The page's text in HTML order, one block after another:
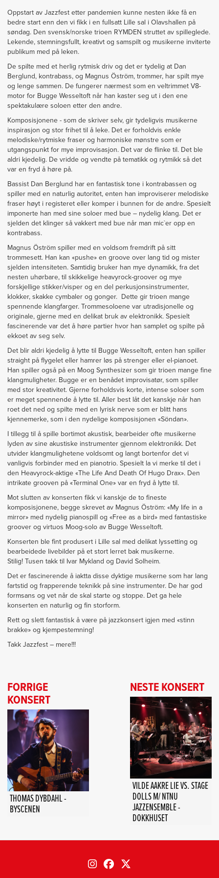
Oppstart av Jazzfest etter pandemien kunne nesten ikke få en
bedre start enn den vi fikk i en fullsatt Lille sal i Olavshallen på
søndag. Den svensk/norske trioen RYMDEN struttet av spilleglede.
Lekende, stemningsfullt, kreativt og samspilt og musikerne inviterte
publikum med på leken.
De spilte med et herlig rytmisk driv og det er tydelig at Dan
Berglund, kontrabass, og Magnus Öström, trommer, har spilt mye
og lenge sammen. De fungerer nærmest som en veltrimmet V8-
motor for Bugge Wesseltoft når han kaster seg ut i den ene
spektakulære soloen etter den andre.
Komposisjonene - som de skriver selv, gir tydeligvis musikerne
inspirasjon og stor frihet til å leke. Det er forholdvis enkle
melodiske/rytmiske fraser og harmoniske mønstre som er
utgangspunkt for mye improvisasjon. Det var de flinke til. Det ble
aldri kjedelig. De vridde og vendte på tematikk og rytmikk så det
var en fryd å høre på.
Bassist Dan Berglund har en fantastisk tone i kontrabassen og
spiller med en naturlig autoritet, enten han improviserer melodiske
fraser høyt i registeret eller komper i bunnen for de andre. Spesielt
imponerte han med sine soloer med bue – nydelig klang. Det er
sjelden det klinger så vakkert med bue når man mic`er opp en
kontrabass.
Magnus Öström spiller med en voldsom fremdrift på sitt
trommesett. Han kan «pushe» en groove over lang tid og mister
sjelden intensiteten. Samtidig bruker han mye dynamikk, fra det
nesten uhørbare, til skikkelige heavyrock-groover og mye
forskjellige stikker/visper og en del perkusjonsinstrumenter,
klokker, skakke cymbaler og gonger. Dette gir trioen mange
spennende klangfarger. Trommesoloene var utradisjonelle og
originale, gjerne med en delikat bruk av elektronikk. Spesielt
fascinerende var det å høre partier hvor han samplet og spilte på
ekkoet av seg selv.
Det blir aldri kjedelig å lytte til Bugge Wesseltoft, enten han spiller
straight på flygelet eller hamrer løs på strenger eller el-pianoet.
Han spiller også på en Moog Synthesizer som gir trioen mange fine
klangmuligheter. Bugge er en benådet improvisatør, som spiller
med stor kreativitet. Gjerne forholdsvis korte, intense soloer som
er meget spennende å lytte til. Aller best låt det kanskje når han
roet det ned og spilte med en lyrisk nerve som er blitt hans
kjennemerke, som i den nydelige komposisjonen «Söndan».
I tillegg til å spille bortimot akustisk, bearbeider ofte musikerne
lyden av sine akustiske instrumenter gjennom elektronikk. Det
utvider klangmulighetene voldsomt og langt bortenfor det vi
vanligvis forbinder med en pianotrio. Spesielt la vi merke til det i
den Heavyrock-aktige «The Life And Death Of Hugo Drax». Den
intrikate grooven på «Terminal One» var en fryd å lytte til.
Mot slutten av konserten fikk vi kanskje de to fineste
komposisjonene, begge skrevet av Magnus Öström: «My life in a
mirror» med nydelig pianospill og «Free as a bird» med fantastiske
groover og virtuos Moog-solo av Bugge Wesseltoft.
Konserten ble fint produsert i Lille sal med delikat lyssetting og
bearbeidede livebilder på et stort lerret bak musikerne.
Stilig! Tusen takk til Ivar Mykland og David Solheim.
Det er fascinerende å iaktta disse dyktige musikerne som har lang
fartstid og frapperende teknikk på sine instrumenter. De har god
formsans og vet når de skal starte og stoppe. Det ga hele
konserten en naturlig og fin storform.
Rett og slett fantastisk å være på jazzkonsert igjen med «stinn
brakke» og kjempestemning!
Takk Jazzfest – mere!!!
FORRIGE
KONSERT
THOMAS DYBDAHL -
BYSCENEN
NESTE KONSERT
VILDE AAKRE LIE VS. STAGE
DOLLS M/ NTNU
JAZZENSEMBLE -
DOKKHUSET